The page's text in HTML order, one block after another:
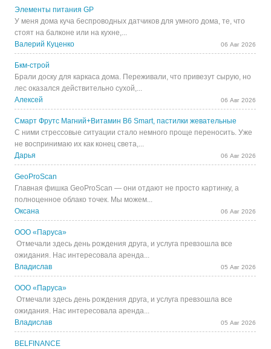
Элементы питания GP
У меня дома куча беспроводных датчиков для умного дома, те, что
стоят на балконе или на кухне,...
Валерий Куценко
06 Авг 2026
Бкм-строй
Брали доску для каркаса дома. Переживали, что привезут сырую, но
лес оказался действительно сухой,...
Алексей
06 Авг 2026
Смарт Фрутс Магний+Витамин В6 Smart, пастилки жевательные
С ними стрессовые ситуации стало немного проще переносить. Уже
не воспринимаю их как конец света,...
Дарья
06 Авг 2026
GeoProScan
Главная фишка GeoProScan — они отдают не просто картинку, а
полноценное облако точек. Мы можем...
Оксана
06 Авг 2026
ООО «Паруса»
Отмечали здесь день рождения друга, и услуга превзошла все
ожидания. Нас интересовала аренда...
Владислав
05 Авг 2026
ООО «Паруса»
Отмечали здесь день рождения друга, и услуга превзошла все
ожидания. Нас интересовала аренда...
Владислав
05 Авг 2026
BELFINANCE